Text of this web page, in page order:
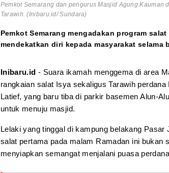
Pemkot Semarang dan pengurus Masjid Agung
Tarawih. (Inibaru.id/ Sundara)
Pemkot Semarang mengadakan program
mendekatkan diri kepada masyarakat selama
Inibaru.id - Suara ikamah menggema di area
rangkaian salat Isya sekaligus Tarawih
Latief, yang baru tiba di parkir basemen Alun-
untuk menuju masjid.
Lelaki yang tinggal di kampung belakang
salat pertama pada malam Ramadan ini bukan
menyiapkan semangat menjalani puasa